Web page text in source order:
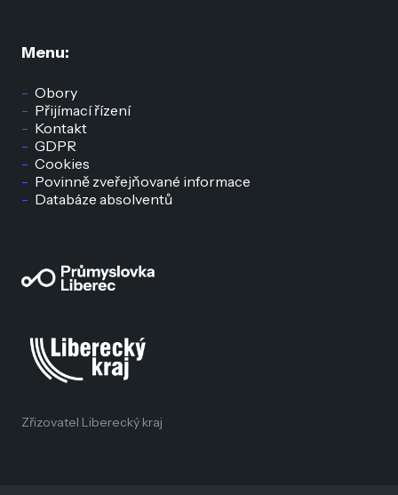
Menu:
Obory
Přijímací řízení
Kontakt
GDPR
Cookies
Povinně zveřejňované informace
Databáze absolventů
Zřizovatel Liberecký kraj